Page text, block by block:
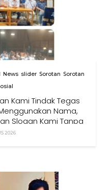
News slider Sorotan Sorotan
Kami Tindak Tegas
Nama,
Slogan Kami Tanpa
2026